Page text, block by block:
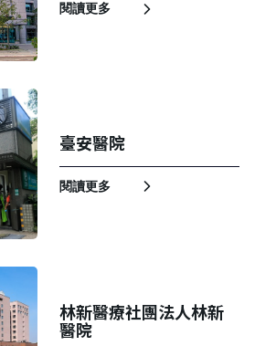
閱讀更多
臺安醫院
閱讀更多
林新醫療社團法人林新
醫院